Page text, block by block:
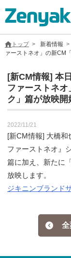
グループについ
ヘルスケア
採用情報
お問い合わせ
トップ 新着情報
ァーストネオ」の新CM
[新CM情報] 本
ファーストネ
ク」篇が放映開
2022/11/21
​[新CM情報] 大橋和
ファーストネオ』
篇に加え、新たに
放映します。​​
ジキニンブランド
全